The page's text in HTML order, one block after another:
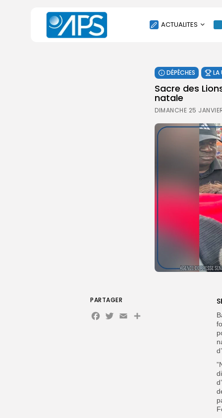
ACTUALITES
SOCIÉTÉ
ÉCONOMIE
CULTURE
ENVIRONNEMENT
INTERNATIONAL
SANTE
DÉPÊCHES LA
Sacre des
natale
DIMANCHE 25
PARTAGER
Facebook
Twitter
EmailPartager